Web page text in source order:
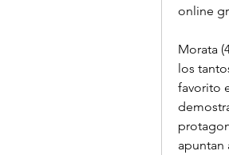
online
Morata
los
favorito
apuntan